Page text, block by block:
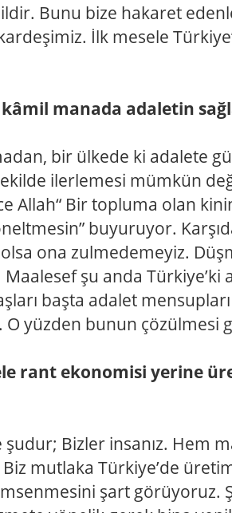
Bunu bize hakaret
İlk mesele
manada adaletin
bir ülkede ki adalete
ilerlemesi mümkün
Allah“ Bir topluma olan
buyuruyor.
olsa ona zulmedemeyiz.
şu anda Türkiye’ki
başta adalet
yüzden bunun çözülmesi
rant ekonomisi yerine
şudur; Bizler insanız. Hem
mutlaka Türkiye’de
şart görüyoruz.